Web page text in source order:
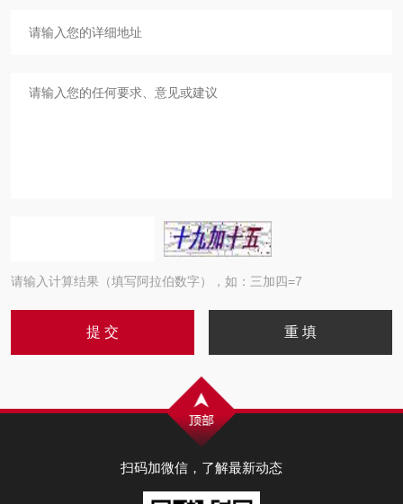
请输入计算结果（填写阿拉伯数字），如：三加四=7
扫码加微信，了解最新动态